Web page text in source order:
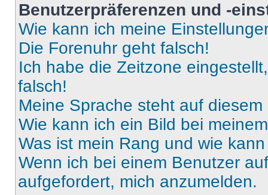
Benutzerpräferenzen und -
Wie kann ich meine
Die Forenuhr geht falsch!
Ich habe die Zeitzone
falsch!
Meine Sprache steht auf
Wie kann ich ein Bild bei
Was ist mein Rang und wie
Wenn ich bei einem Benutzer
aufgefordert, mich anzumelden.